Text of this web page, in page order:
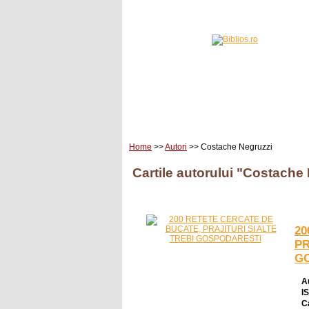
Home >>Autori >> Costache Negruzzi
Cartile autorului "Costache